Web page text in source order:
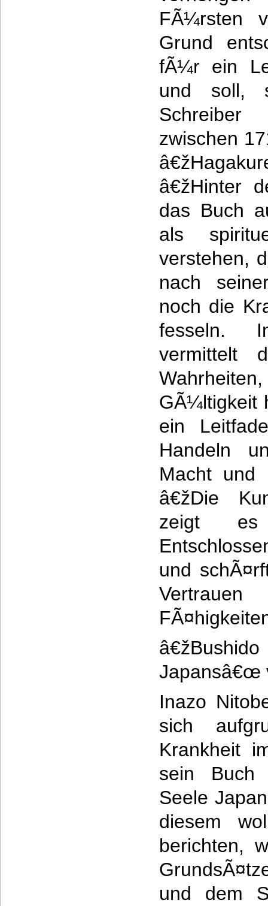
FÃ¼rsten
Grund
fÃ¼r ein
und soll,
Schreiber
zwischen
â€žHinter
das Buch
als
verstehen,
nach
noch die
fesseln.
vermittelt
GÃ¼ltigkeit
ein
Handeln
Macht und
â€žDie
zeigt
und
Japansâ€œ
Inazo
sich
Krankheit
sein Buch
Seele
diesem
berichten,
und dem